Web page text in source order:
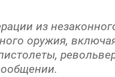
из
оружия,